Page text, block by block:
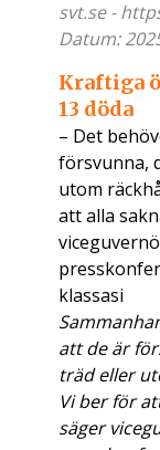
svt.se -
Datum:
Kraftiga
13 döda
– Det
försvunna,
utom
att alla
klassasi
att de är
träd eller
Vi ber för
säger